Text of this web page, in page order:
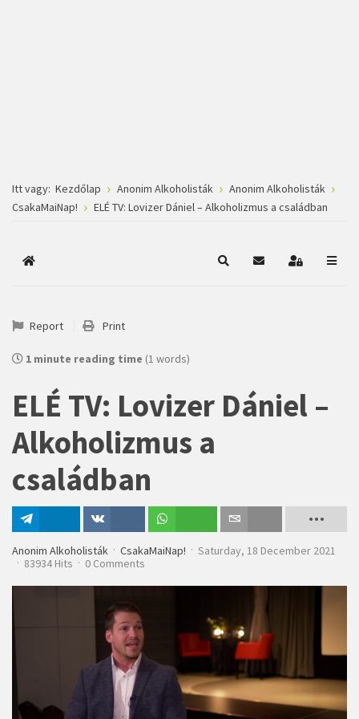
Itt vagy: Kezdőlap Anonim Alkoholisták
Anonim Alkoholisták
CsakaMaiNap!
ELÉ TV: Lovizer Dániel – Alkoholizmus a családban
Főoldal KeresésSubscribe to blog
Report Print
1 minute reading time (1 words)
ELÉ TV: Lovizer Dániel –
Alkoholizmus a
családban
VK-n
Anonim Alkoholisták CsakaMaiNap!
Saturday, 18 December 2021
83934 Hits
0 Comments